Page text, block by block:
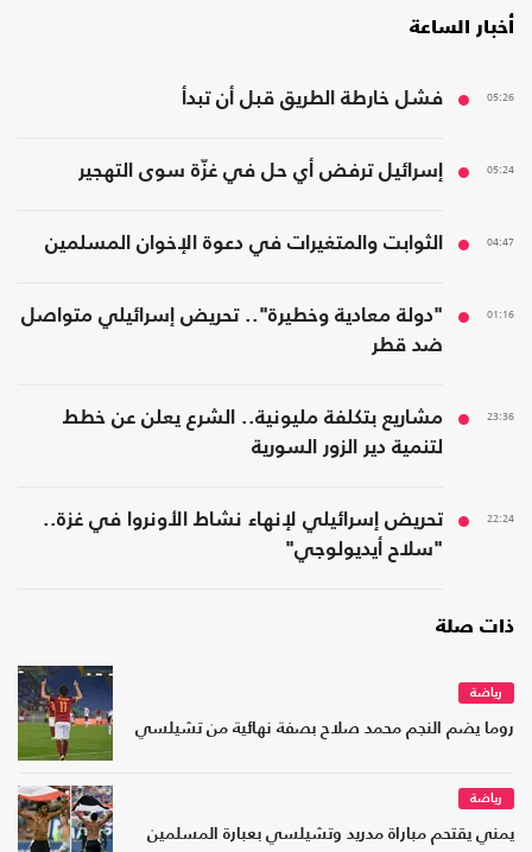
أخبار الساعة
05:26 فشل خارطة الطريق قبل أن تبدأ
05:24 إسرائيل ترفض أي حل في غزّة سوى التهجير
04:47 الثوابت والمتغيرات في دعوة الإخوان المسلمين
01:16
"دولة معادية وخطيرة".. تحريض إسرائيلي متواصل
ضد قطر
23:36
مشاريع بتكلفة مليونية.. الشرع يعلن عن خطط
لتنمية دير الزور السورية
22:24
تحريض إسرائيلي لإنهاء نشاط الأونروا في غزة..
"سلاح أيديولوجي"
ذات صلة
رياضة
روما يضم النجم محمد صلاح بصفة نهائية من تشيلسي
رياضة
يمني يقتحم مباراة مدريد وتشيلسي بعبارة المسلمين